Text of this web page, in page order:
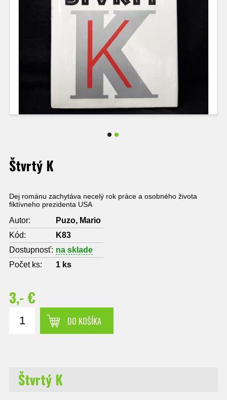
Štvrtý K
Dej románu zachytáva necelý rok práce a osobného života
fiktívneho prezidenta USA
Autor:
Puzo, Mario
Kód:
K83
Dostupnosť: na sklade
Počet ks:
1 ks
3,- €
DO KOŠÍKA
Štvrtý K